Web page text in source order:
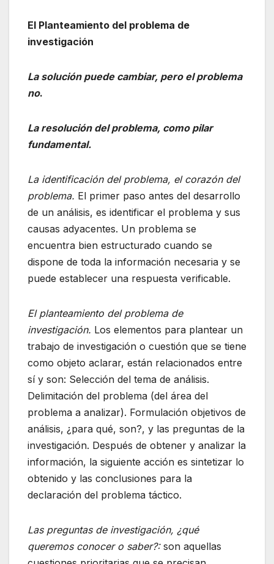
El Planteamiento del problema de
investigación
La solución puede cambiar, pero el problema
no.
La resolución del problema, como pilar
fundamental.
La identificación del problema, el corazón del
problema. El primer paso antes del desarrollo
de un análisis, es identificar el problema y sus
causas adyacentes. Un problema se
encuentra bien estructurado cuando se
dispone de toda la información necesaria y se
puede establecer una respuesta verificable.
El planteamiento del problema de
investigación. Los elementos para plantear un
trabajo de investigación o cuestión que se tiene
como objeto aclarar, están relacionados entre
sí y son: Selección del tema de análisis.
Delimitación del problema (del área del
problema a analizar). Formulación objetivos de
análisis, ¿para qué, son?, y las preguntas de la
investigación. Después de obtener y analizar la
información, la siguiente acción es sintetizar lo
obtenido y las conclusiones para la
declaración del problema táctico.
Las preguntas de investigación, ¿qué
queremos conocer o saber?: son aquellas